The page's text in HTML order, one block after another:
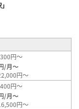
円～
/月～
円～
円～
/月～
円～